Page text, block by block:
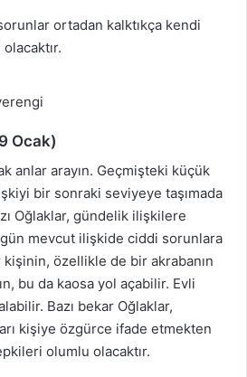
ortadan kalktıkça kendi
Ocak)
anlar arayın. Geçmişteki küçük
bir sonraki seviyeye taşımada
Oğlaklar, gündelik ilişkilere
mevcut ilişkide ciddi sorunlara
özellikle de bir akrabanın
bu da kaosa yol açabilir. Evli
Bazı bekar Oğlaklar,
kişiye özgürce ifade etmekten
olumlu olacaktır.